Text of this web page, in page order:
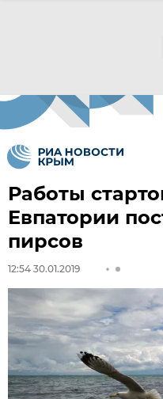
Работы
Евпатории
пирсов
12:54 30.01.2019